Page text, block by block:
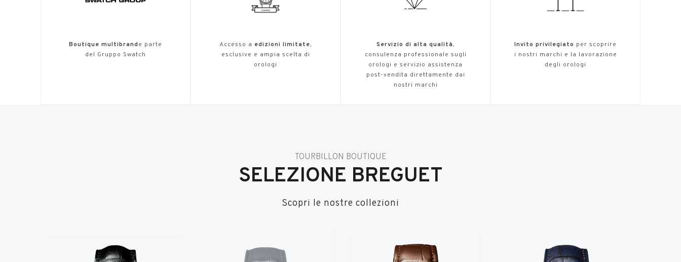
Boutique multibrand e parte
del Gruppo Swatch
Accesso a edizioni limitate,
esclusive e ampia scelta di
orologi
Servizio di alta qualità,
consulenza professionale sugli
orologi e servizio assistenza
post-vendita direttamente dai
nostri marchi
Invito privilegiato per scoprire
i nostri marchi e la lavorazione
degli orologi
TOURBILLON BOUTIQUE
SELEZIONE BREGUET
Scopri le nostre collezioni